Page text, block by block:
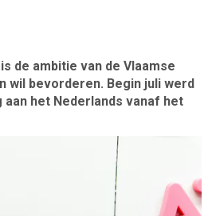
de ambitie van de Vlaamse
wil bevorderen. Begin juli werd
het Nederlands vanaf het